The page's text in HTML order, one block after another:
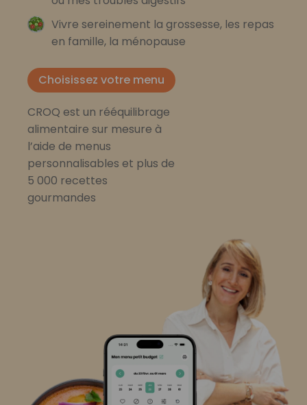
Vivre sereinement la grossesse, les repas
en famille, la ménopause
Choisissez votre menu
CROQ est un rééquilibrage
alimentaire sur mesure à
l’aide de menus
personnalisables et plus de
5 000 recettes
gourmandes